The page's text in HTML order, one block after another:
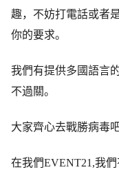
趣，不妨打電話或者
你的要求。
我們有提供多國語言
不過關。
大家齊心去戰勝病毒
在我們EVENT21,我